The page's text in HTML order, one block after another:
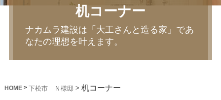
机コーナー
ナカムラ建設は「大工さんと造る家」であ
なたの理想を叶えます。
HOME> 下松市 Ｎ様邸 > 机コーナー